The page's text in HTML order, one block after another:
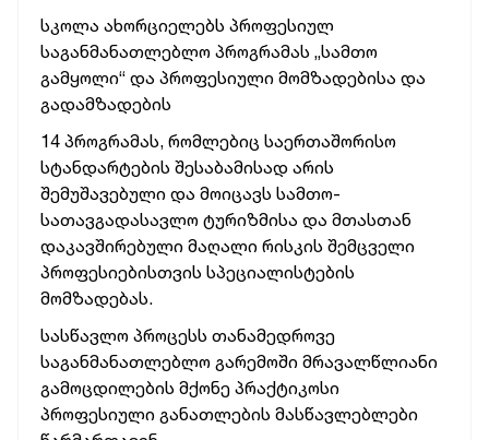
სკოლა ახორციელებს პროფესიულ
საგანმანათლებლო პროგრამას „სამთო
გამყოლი“ და პროფესიული მომზადებისა და
გადამზადების
14 პროგრამას, რომლებიც საერთაშორისო
სტანდარტების შესაბამისად არის
შემუშავებული და მოიცავს სამთო-
სათავგადასავლო ტურიზმისა და მთასთან
დაკავშირებული მაღალი რისკის შემცველი
პროფესიებისთვის სპეციალისტების
მომზადებას.
სასწავლო პროცესს თანამედროვე
საგანმანათლებლო გარემოში მრავალწლიანი
გამოცდილების მქონე პრაქტიკოსი
პროფესიული განათლების მასწავლებლები